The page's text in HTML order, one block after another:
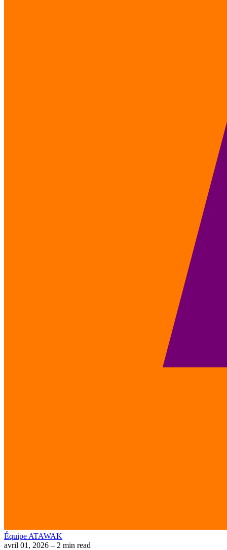
Équipe ATAWAK
avril 01, 2026 – 2 min read